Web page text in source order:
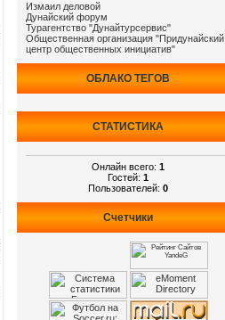
Измаил деловой
Дунайский форум
Турагентство "Дунайтурсервис"
Общественная организация "Придунайский
центр общественных инициатив"
ОБЛАКО ТЕГОВ
СТАТИСТИКА
Онлайн всего: 1
Гостей: 1
Пользователей: 0
Счетчики